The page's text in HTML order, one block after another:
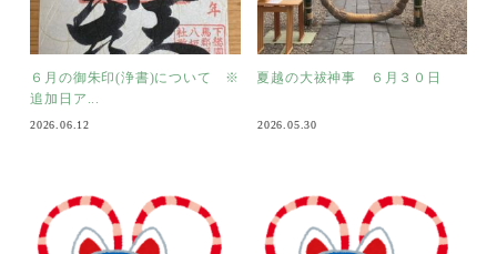
６月の御朱印(浄書)について ※
追加日ア...
2026.06.12
夏越の大祓神事 ６月３０日
2026.05.30